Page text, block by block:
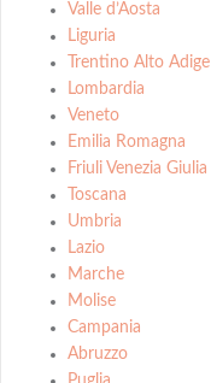
Valle d’Aosta
Liguria
Trentino Alto Adige
Lombardia
Veneto
Emilia Romagna
Friuli Venezia Giulia
Toscana
Umbria
Lazio
Marche
Molise
Campania
Abruzzo